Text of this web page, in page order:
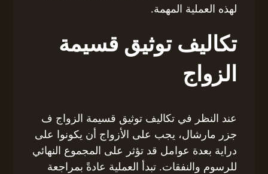
لهذه العملية المهمة.
تكاليف توثيق قسيمة
الزواج
عند النظر في تكاليف توثيق قسيمة الزواج ف
جزر مارشال، يجب على الأزواج أن يكونوا على
دراية بعدة عوامل قد تؤثر على المجموع النهائي
للرسوم والنفقات. تبدأ العملية عادةً بمراجعة